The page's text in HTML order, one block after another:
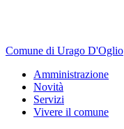
Comune di Urago D'Oglio
Amministrazione
Novità
Servizi
Vivere il comune